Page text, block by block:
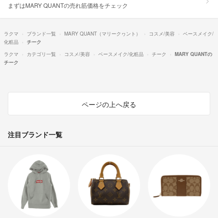
まずはMARY QUANTの売れ筋価格をチェック
ラクマ ブランド一覧 MARY QUANT（マリークヮント） コスメ/美容
ベースメイク/
化粧品
チーク
ラクマ
カテゴリ一覧 コスメ/美容 ベースメイク/化粧品 チーク
MARY QUANTの
チーク
ページの上へ戻る
注目ブランド一覧